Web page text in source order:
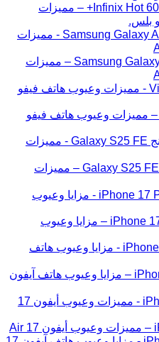
سعر ومواصفات هاتف Infinix Hot 60 Pro+ – مميزات
أسعار ومواصفات Samsung Galaxy A07 4G – مميزات
سعر ومواصفات Vivo V60 – مميزات وعيوب هاتف فيفو
سعر ومواصفات سامسونج Galaxy S25 FE – مميزات
سعر ومواصفات iPhone 17 Pro Max – مزايا وعيوب
سعر ومواصفات iPhone 17 Pro – مزايا وعيوب هاتف آيفون